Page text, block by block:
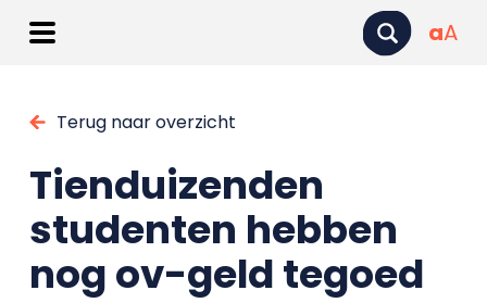
aA
Terug naar overzicht
Tienduizenden
studenten hebben
nog ov-geld tegoed